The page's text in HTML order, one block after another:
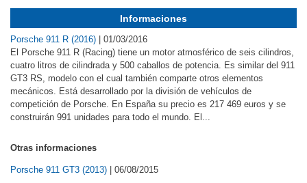
Informaciones
Porsche 911 R (2016)
01/03/2016
El Porsche 911 R (Racing) tiene un motor atmosférico de seis cilindros,
cuatro litros de cilindrada y 500 caballos de potencia. Es similar del 911
GT3 RS, modelo con el cual también comparte otros elementos
mecánicos. Está desarrollado por la división de vehículos de
competición de Porsche. En España su precio es 217 469 euros y se
construirán 991 unidades para todo el mundo. El...
Otras informaciones
Porsche 911 GT3 (2013) 06/08/2015